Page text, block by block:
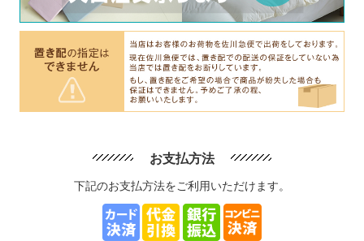
お支払方法
下記のお支払方法をご利用いただけます。